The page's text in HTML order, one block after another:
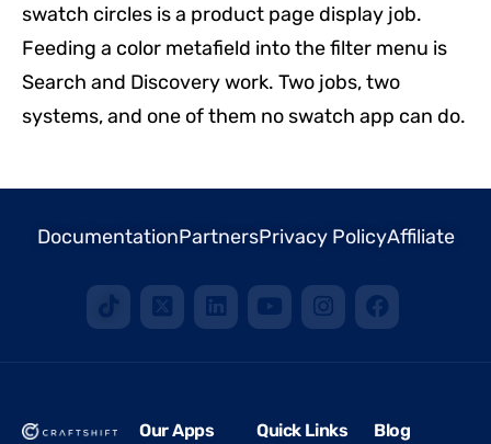
swatch circles is a product page display job.
Feeding a color metafield into the filter menu is
Search and Discovery work. Two jobs, two
systems, and one of them no swatch app can do.
DocumentationPartnersPrivacy PolicyAffiliate
Our Apps Quick Links
Blog